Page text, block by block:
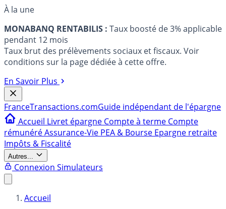
À la une
MONABANQ RENTABILIS : Taux boosté de 3% applicable
pendant 12 mois
Taux brut des prélèvements sociaux et fiscaux. Voir
conditions sur la page dédiée à cette offre.
En Savoir Plus
FranceTransactions.comGuide indépendant de l'épargne
Accueil Livret épargne Compte à terme Compte
rémunéréAssurance-Vie PEA & Bourse Epargne retraite
Impôts & Fiscalité
Autres...
Connexion Simulateurs
Accueil